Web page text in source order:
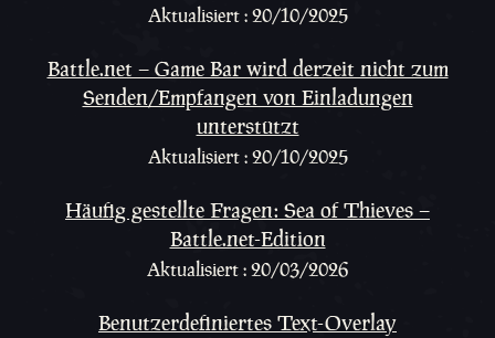
Aktualisiert : 20/10/2025
Battle.net – Game Bar wird derzeit nicht zum
Senden/Empfangen von Einladungen
unterstützt
Aktualisiert : 20/10/2025
Häufig gestellte Fragen: Sea of Thieves –
Battle.net-Edition
Aktualisiert : 20/03/2026
Benutzerdefiniertes Text-Overlay